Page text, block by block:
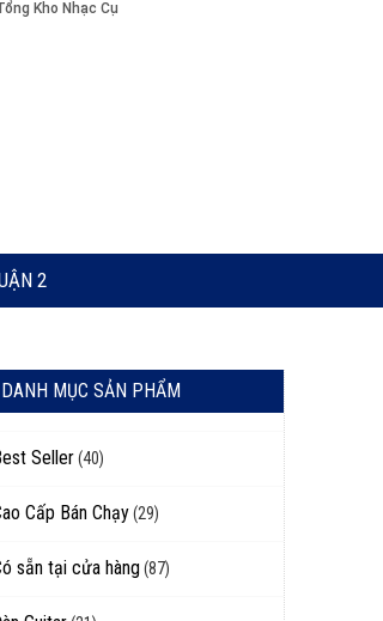
2
DANH MỤC SẢN PHẨM
Seller(40)
Cấp Bán Chạy(29)
sẵn tại cửa hàng(87)